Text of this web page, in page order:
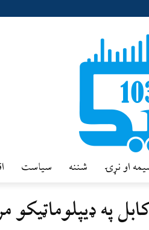
او نړۍ شننه سیاست
په ډیپلوماټیکو